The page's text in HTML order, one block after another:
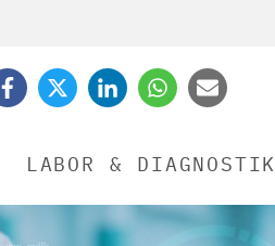
LABOR & DIAGNOSTIK